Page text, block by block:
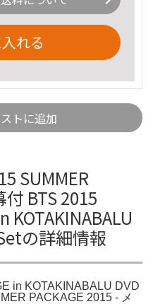
れる
トに追加
SUMMER
付 BTS 2015
KOTAKINABALU
の詳細情報
in KOTAKINABALU DVD
PACKAGE 2015 - メ